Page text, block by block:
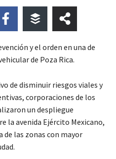
y el orden en una de
de Poza Rica.
de disminuir riesgos viales y
corporaciones de los
un despliegue
la avenida Ejército Mexicano,
de las zonas con mayor